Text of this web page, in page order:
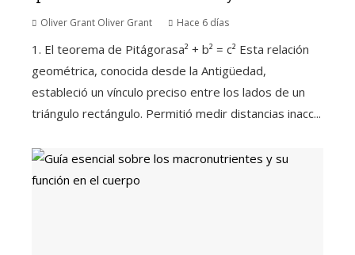
Oliver Grant Oliver Grant Hace 6 días
1. El teorema de Pitágorasa² + b² = c² Esta relación
geométrica, conocida desde la Antigüedad,
estableció un vínculo preciso entre los lados de un
triángulo rectángulo. Permitió medir distancias inacc...